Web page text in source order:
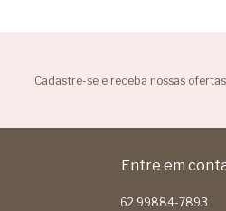
Cadastre-se e receba nossas ofertas.
Entre em
62 99884-7893